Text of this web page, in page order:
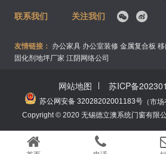
联系我们
关注我们
友情链接： 办公家具 办公室装修 金属复合板
固化剂地坪厂家 江阴网络公司
网站地图 苏ICP备
苏公网安备 32028202001183号 （市
Copyright © 2020 无锡德立澳系统门窗有限